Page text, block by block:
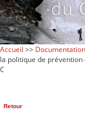
Accueil >> Documentation
la politique de
Occitanie
Retour